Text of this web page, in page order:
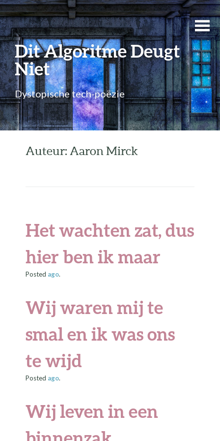
Dit Algoritme Deugt
Niet
Dystopische tech-poëzie
Auteur: Aaron Mirck
Het wachten zat, dus
hier ben ik maar
Posted ago.
Wij waren mij te
smal en ik was ons
te wijd
Posted ago.
Wij leven in een